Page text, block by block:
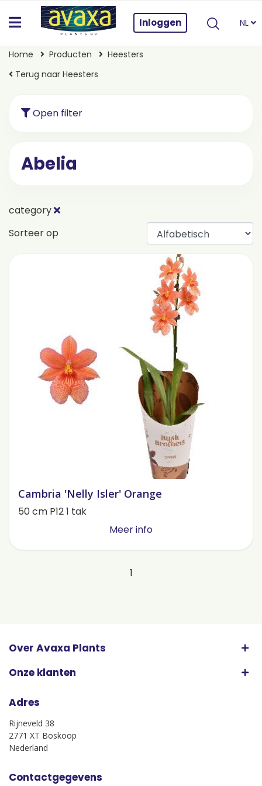
Inloggen NL
Home Producten
Heesters
Terug naar Heesters
Open filter
Abelia
category
Sorteer op
Cambria 'Nelly Isler' Orange
50 cm P12 1 tak
Meer info
1
Over Avaxa Plants
Onze klanten
Adres
Rijneveld 38
2771 XT Boskoop
Nederland
Contactgegevens